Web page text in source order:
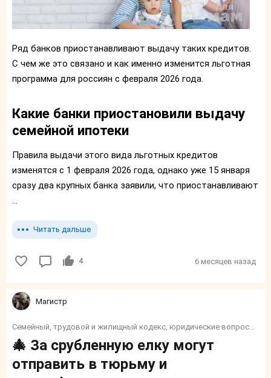
Ряд банков приостанавливают выдачу таких кредитов.
С чем же это связано и как именно изменится льготная
программа для россиян с февраля 2026 года.
Какие банки приостановили выдачу
семейной ипотеки
Правила выдачи этого вида льготных кредитов
изменятся с 1 февраля 2026 года, однако уже 15 января
сразу два крупных банка заявили, что приостанавливают
...
Читать дальше
4 6 месяцев назад
Магистр
Семейный, трудовой и жилищный кодекс, юридические вопросы, налоги, социалка, финансы, пособия и тп.
🎄 За срубленную елку могут
отправить в тюрьму и